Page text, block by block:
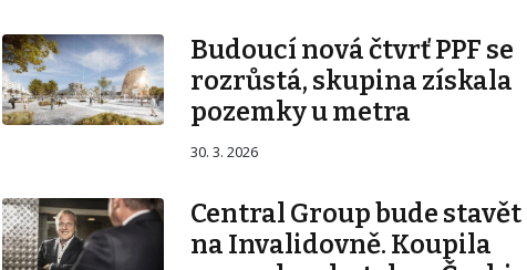
Budoucí nová čtvrť PPF se
rozrůstá, skupina získala
pozemky u metra
30. 3. 2026
Central Group bude stavět
na Invalidovně. Koupila